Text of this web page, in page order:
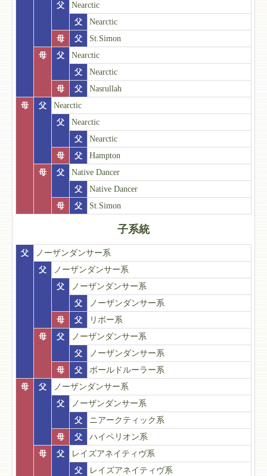
父
Nearctic
父
Nearctic
母
父
St.Simon
母
父
Nearctic
父
Nearctic
母
父
Nasrullah
母
父
Nearctic
父
Nearctic
父
Nearctic
母
父
Hampton
母
父
Native Dancer
父
Native Dancer
母
父 St.Simon
子系統
父
ノーザンダンサー系
父
ノーザンダンサー系
父
ノーザンダンサー系
父
ノーザンダンサー系
母
父
リボー系
母
父
ノーザンダンサー系
父
ノーザンダンサー系
母
父
ボールドルーラー系
母
父
ノーザンダンサー系
父
ノーザンダンサー系
父
ニアークティック系
母
父
ハイペリオン系
母
父
レイズアネイティヴ系
父
レイズアネイティヴ系